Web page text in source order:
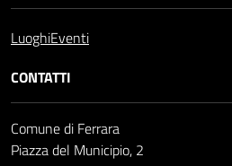
LuoghiEventi
CONTATTI
Comune di Ferrara
Piazza del Municipio, 2